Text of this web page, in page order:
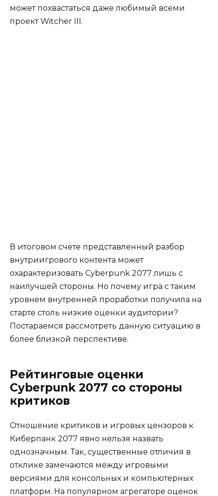
может похвастаться даже любимый всеми
проект Witcher III.
В итоговом счёте представленный разбор
внутриигрового контента может
охарактеризовать Cyberpunk 2077 лишь с
наилучшей стороны. Но почему игра с таким
уровнем внутренней проработки получила на
старте столь низкие оценки аудитории?
Постараемся рассмотреть данную ситуацию в
более близкой перспективе.
Рейтинговые оценки
Cyberpunk 2077 со стороны
критиков
Отношение критиков и игровых цензоров к
Киберпанк 2077 явно нельзя назвать
однозначным. Так, существенные отличия в
отклике замечаются между игровыми
версиями для консольных и компьютерных
платформ. На популярном агрегаторе оценок